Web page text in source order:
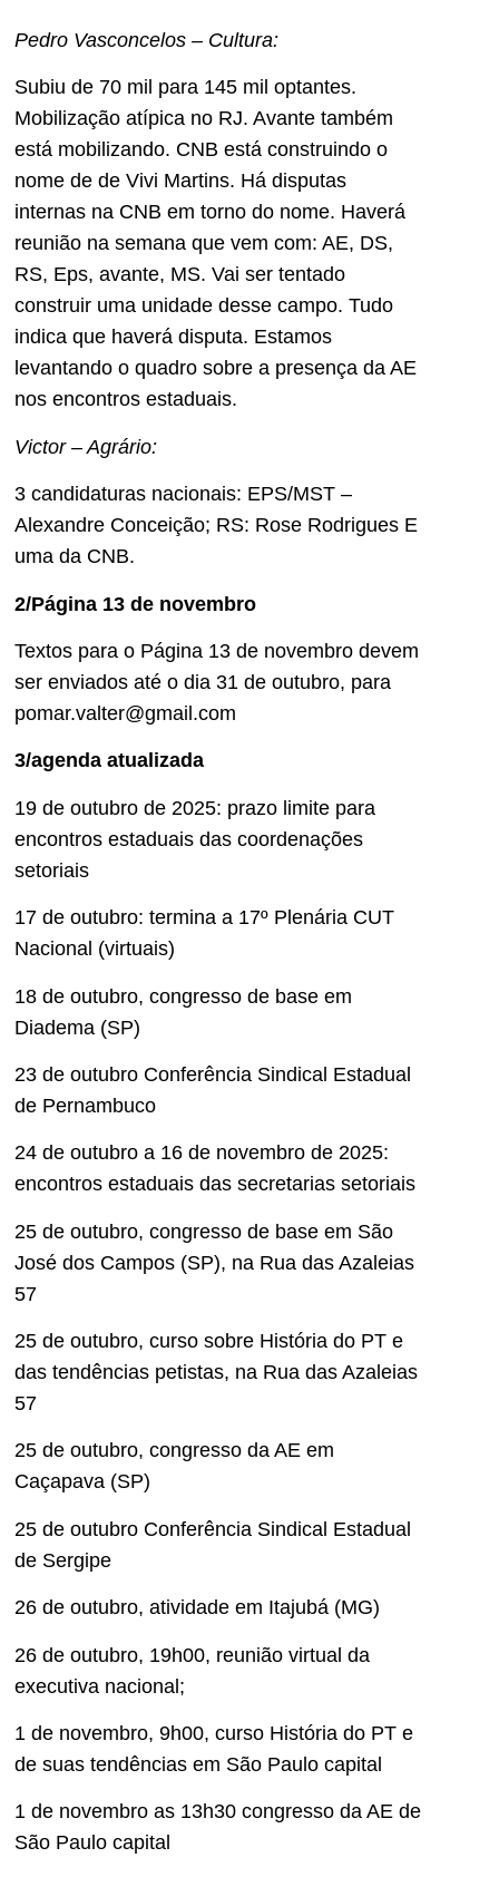
Pedro Vasconcelos – Cultura:
Subiu de 70 mil para 145 mil optantes.
Mobilização atípica no RJ. Avante também
está mobilizando. CNB está construindo o
nome de de Vivi Martins. Há disputas
internas na CNB em torno do nome. Haverá
reunião na semana que vem com: AE, DS,
RS, Eps, avante, MS. Vai ser tentado
construir uma unidade desse campo. Tudo
indica que haverá disputa. Estamos
levantando o quadro sobre a presença da AE
nos encontros estaduais.
Victor – Agrário:
3 candidaturas nacionais: EPS/MST –
Alexandre Conceição; RS: Rose Rodrigues E
uma da CNB.
2/Página 13 de novembro
Textos para o Página 13 de novembro devem
ser enviados até o dia 31 de outubro, para
pomar.valter@gmail.com
3/agenda atualizada
19 de outubro de 2025: prazo limite para
encontros estaduais das coordenações
setoriais
17 de outubro: termina a 17º Plenária CUT
Nacional (virtuais)
18 de outubro, congresso de base em
Diadema (SP)
23 de outubro Conferência Sindical Estadual
de Pernambuco
24 de outubro a 16 de novembro de 2025:
encontros estaduais das secretarias setoriais
25 de outubro, congresso de base em São
José dos Campos (SP), na Rua das Azaleias
57
25 de outubro, curso sobre História do PT e
das tendências petistas, na Rua das Azaleias
57
25 de outubro, congresso da AE em
Caçapava (SP)
25 de outubro Conferência Sindical Estadual
de Sergipe
26 de outubro, atividade em Itajubá (MG)
26 de outubro, 19h00, reunião virtual da
executiva nacional;
1 de novembro, 9h00, curso História do PT e
de suas tendências em São Paulo capital
1 de novembro as 13h30 congresso da AE de
São Paulo capital